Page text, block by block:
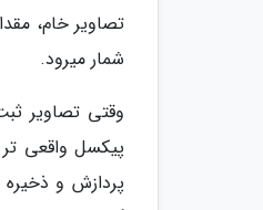
شمار میرود.
پردازش و